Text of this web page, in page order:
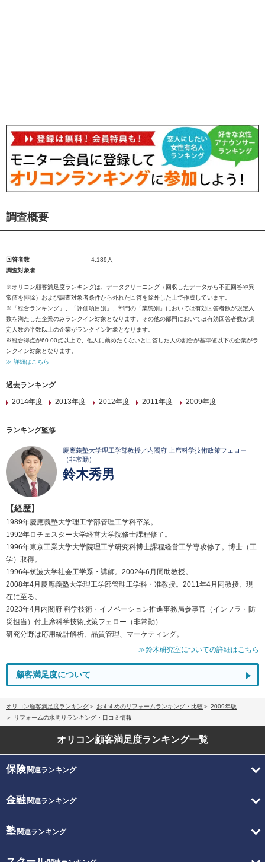
調査概要
回答者数
4,189人
調査対象者
※オリコン顧客満足度ランキングは、データクリーニング（回収したデータから不正回答や異
常値を排除）および調査対象者条件から外れた回答を除外した上で作成しています。
※「総合ランキング」、「評価項目別」、部門の「業態別」においては有効回答者数が規定人
数を満たした企業のみランクイン対象となります。その他の部門においては有効回答者数が規
定人数の半数以上の企業がランクイン対象となります。
※総合得点が60.00点以上で、他人に薦めたくないと回答した人の割合が基準値以下の企業がラ
ンクイン対象となります。
≫ 詳細はこちら
過去ランキング
2014年度
2013年度 2012年度 2011年度 2009年度
ランキング監修
慶應義塾大学理工学部教授／内閣府 上席科学技術政策フェロー
（非常勤）
鈴木秀男
【経歴】
1989年慶應義塾大学理工学部管理工学科卒業。
1992年ロチェスター大学経営大学院修士課程修了。
1996年東京工業大学大学院理工学研究科博士課程経営工学専攻修了。博士（工
学）取得。
1996年筑波大学社会工学系・講師。2002年6月同助教授。
2008年4月慶應義塾大学理工学部管理工学科・准教授。2011年4月同教授、現
在に至る。
2023年4月内閣府 科学技術・イノベーション推進事務局参事官（インフラ・防
災担当）付上席科学技術政策フェロー（非常勤）
研究分野は応用統計解析、品質管理、マーケティング。
≫鈴木研究室についての詳細はこちら
顧客満足度について
オリコン顧客満足度ランキング おすすめのリフォームランキング・比較
2009年版
リフォームの水周りランキング・口コミ情報
オリコン顧客満足度ランキング一覧
保険関連ランキング
金融関連ランキング
塾関連ランキング